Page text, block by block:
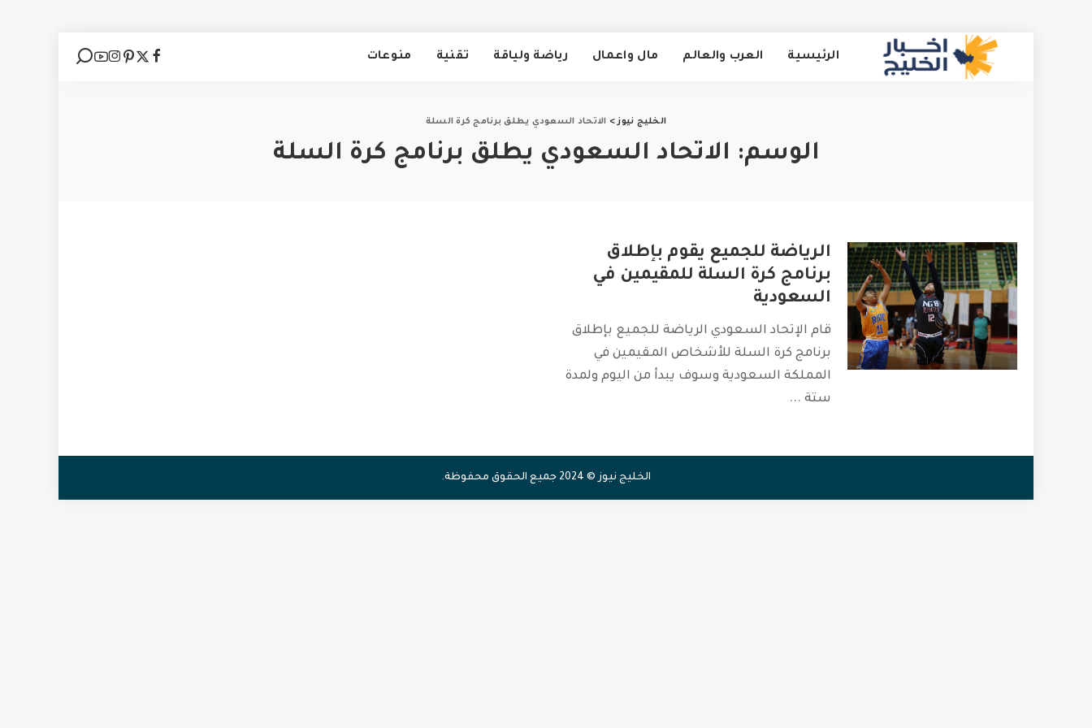
الرئيسية العرب والعالم مال واعمال رياضة ولياقة تقنية منوعات
الخليج نيوز> الاتحاد السعودي يطلق برنامج كرة السلة
الوسم: الاتحاد السعودي يطلق برنامج كرة السلة
الرياضة للجميع يقوم بإطلاق
برنامج كرة السلة للمقيمين في
السعودية
قام الإتحاد السعودي الرياضة للجميع بإطلاق
برنامج كرة السلة للأشخاص المقيمين في
المملكة السعودية وسوف يبدأ من اليوم ولمدة
ستة ...
الخليج نيوز © 2024 جميع الحقوق محفوظة.